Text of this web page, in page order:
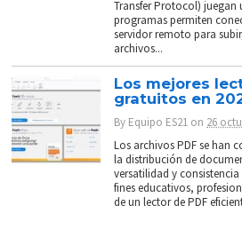
Transfer Protocol) juegan
programas permiten
servidor remoto para
archivos...
Los mejores
gratuitos en
By Equipo ES21 on 26
Los archivos PDF se han
la distribución de
versatilidad y
fines educativos,
de un lector de PDF